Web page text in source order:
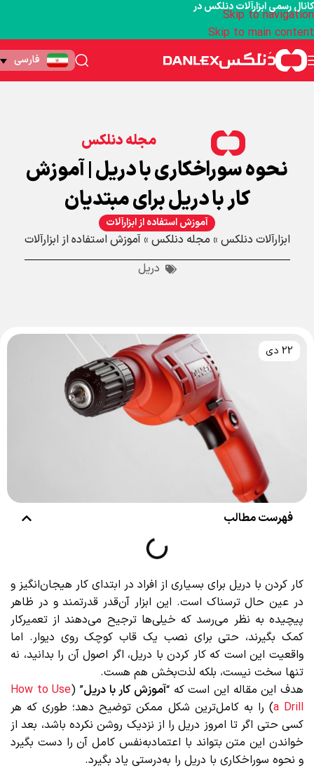
Skip to navigation
Skip to main content
فارسی
مجله دنلکس
نحوه سوراخکاری با دریل | آموزش
کار با دریل برای مبتدیان
آموزش استفاده از ابزارآلات
ابزارآلات دنلکس » مجله دنلکس »آموزش استفاده از ابزارآلات
دریل
فهرست مطالب
کار کردن با دریل برای بسیاری از افراد در ابتدای کار هیجان‌انگیز و
در عین حال ترسناک است. این ابزار آن‌قدر قدرتمند و در ظاهر
پیچیده به نظر می‌رسد که خیلی‌ها ترجیح می‌دهند از تعمیرکار
کمک بگیرند، حتی برای نصب یک قاب کوچک روی دیوار. اما
واقعیت این است که کار کردن با دریل، اگر اصول آن را بدانید، نه
تنها سخت نیست، بلکه لذت‌بخش هم هست.
هدف این مقاله این است که “آموزش کار با دریل” (
How to Use
a Drill) را به کامل‌ترین شکل ممکن توضیح دهد؛ طوری که هر
کسی حتی اگر تا امروز دریل را از نزدیک روشن نکرده باشد، بعد از
خواندن این متن بتواند با اعتمادبه‌نفس کامل آن را دست بگیرد
و نحوه سوراخکاری با دریل را به‌درستی یاد بگیرد.
22 دی
کانال رسمی ابزارآلات دنلکس در